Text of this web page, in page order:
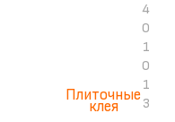
Плиточные
клея
4
0
1
0
1
3